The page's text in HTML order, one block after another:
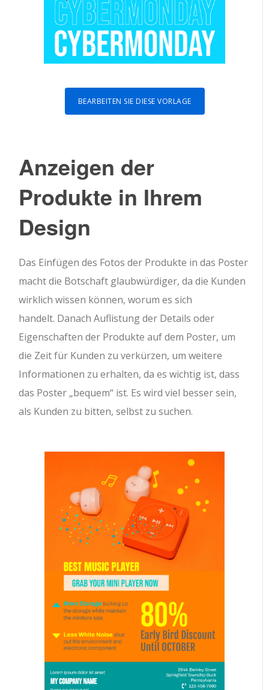
BEARBEITEN SIE DIESE VORLAGE
Anzeigen der
Produkte in Ihrem
Design
Das Einfügen des Fotos der Produkte in das Poster
macht die Botschaft glaubwürdiger, da die Kunden
wirklich wissen können, worum es sich
handelt. Danach Auflistung der Details oder
Eigenschaften der Produkte auf dem Poster, um
die Zeit für Kunden zu verkürzen, um weitere
Informationen zu erhalten, da es wichtig ist, dass
das Poster „bequem“ ist. Es wird viel besser sein,
als Kunden zu bitten, selbst zu suchen.